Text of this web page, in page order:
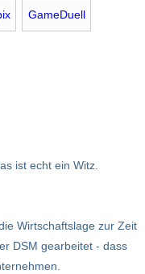
GameDuell
ist echt ein Witz.
Wirtschaftslage zur Zeit
DSM gearbeitet - dass